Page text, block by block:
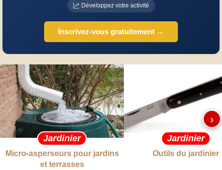
Développez votre activité
Inscrivez-vous gratuitement →
Jardinier
Micro-asperseurs pour jardins
et terrasses
Jardinier
Outils du jardinier
›